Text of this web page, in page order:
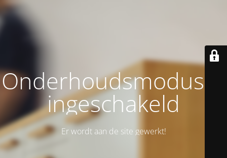
Onderhoudsmodus is
ingeschakeld
Er wordt aan de site gewerkt!